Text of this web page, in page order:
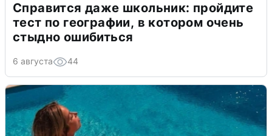
Справится даже школьник: пройдите
тест по географии, в котором очень
стыдно ошибиться
6 августа 44